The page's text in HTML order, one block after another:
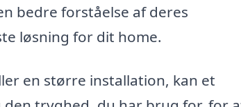
bedre forståelse af deres
løsning for dit home.
en større installation, kan et